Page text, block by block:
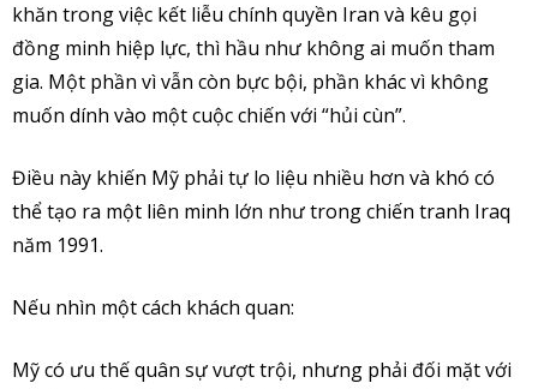
khăn trong việc kết liễu chính quyền Iran và kêu gọi
đồng minh hiệp lực, thì hầu như không ai muốn tham
gia. Một phần vì vẫn còn bực bội, phần khác vì không
muốn dính vào một cuộc chiến với “hủi cùn”.
Điều này khiến Mỹ phải tự lo liệu nhiều hơn và khó có
thể tạo ra một liên minh lớn như trong chiến tranh Iraq
năm 1991.
Nếu nhìn một cách khách quan:
Mỹ có ưu thế quân sự vượt trội, nhưng phải đối mặt với